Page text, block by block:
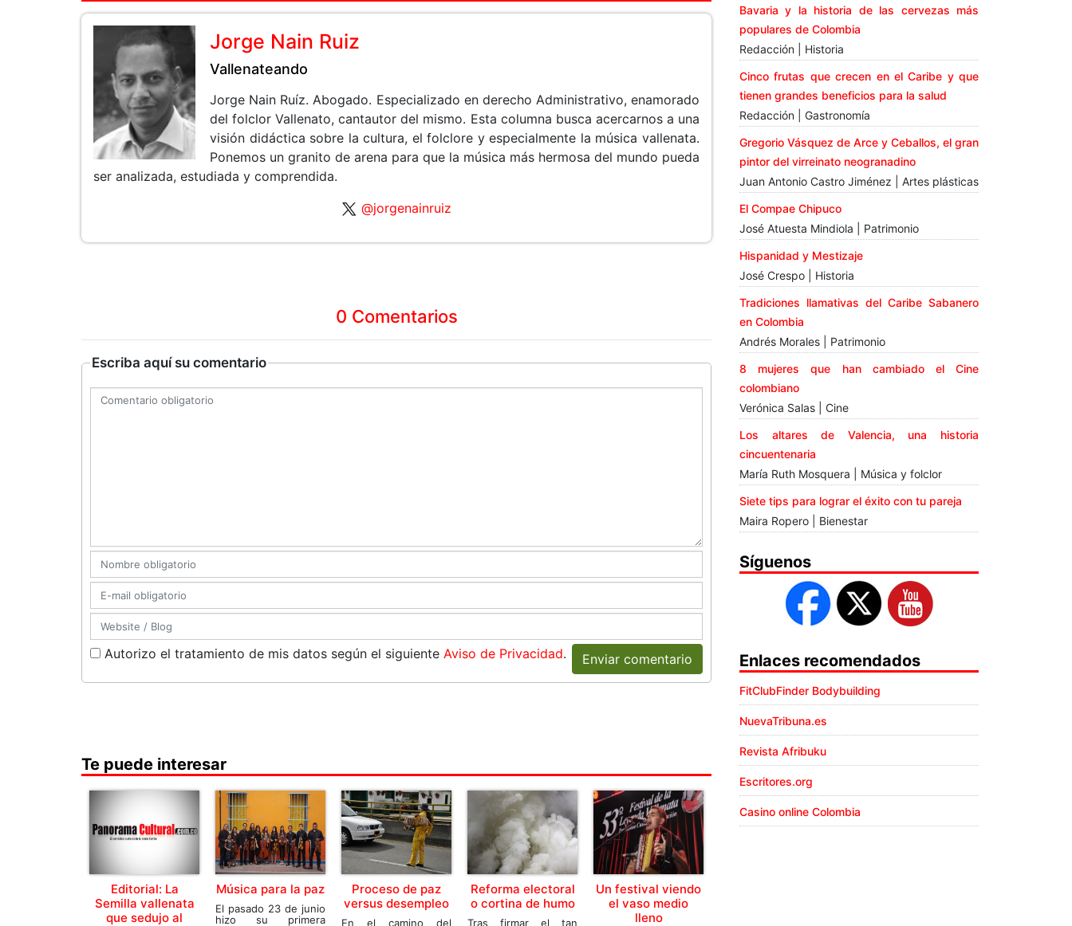
Jorge Nain Ruiz
Vallenateando
Jorge Nain Ruíz. Abogado. Especializado en derecho Administrativo, enamorado
del folclor Vallenato, cantautor del mismo. Esta columna busca acercarnos a una
visión didáctica sobre la cultura, el folclore y especialmente la música vallenata.
Ponemos un granito de arena para que la música más hermosa del mundo pueda
ser analizada, estudiada y comprendida.
@jorgenainruiz
0 Comentarios
Escriba aquí su comentario
Autorizo el tratamiento de mis datos según el siguiente Aviso de Privacidad. Enviar comentario
Te puede interesar
Editorial: La
Semilla vallenata
que sedujo al
Música para la paz
El pasado 23 de junio
hizo su primera
Proceso de paz
versus desempleo
En el camino del
Reforma electoral
o cortina de humo
Tras firmar el tan
Un festival viendo
el vaso medio
lleno
Bavaria y la historia de las cervezas más
populares de Colombia
Redacción | Historia
Cinco frutas que crecen en el Caribe y que
tienen grandes beneficios para la salud
Redacción | Gastronomía
Gregorio Vásquez de Arce y Ceballos, el gran
pintor del virreinato neogranadino
Juan Antonio Castro Jiménez | Artes plásticas
El Compae Chipuco
José Atuesta Mindiola | Patrimonio
Hispanidad y Mestizaje
José Crespo | Historia
Tradiciones llamativas del Caribe Sabanero
en Colombia
Andrés Morales | Patrimonio
8 mujeres que han cambiado el Cine
colombiano
Verónica Salas | Cine
Los altares de Valencia, una historia
cincuentenaria
María Ruth Mosquera | Música y folclor
Siete tips para lograr el éxito con tu pareja
Maira Ropero | Bienestar
Síguenos
Enlaces recomendados
FitClubFinder Bodybuilding
NuevaTribuna.es
Revista Afribuku
Escritores.org
Casino online Colombia